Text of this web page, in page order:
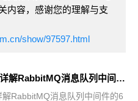
内容，感谢您的理解与支
show/97597.html
以PHP代码为实例详解RabbitMQ消息队列中间件的6种模式
解RabbitMQ消息队列中间件的6